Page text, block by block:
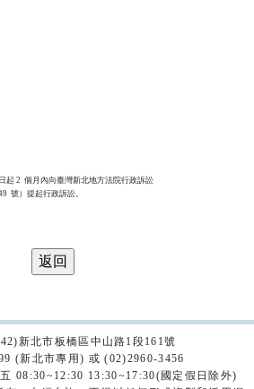
起 2  個月內向臺灣新北地方法院行政訴訟
號）提起行政訴訟。
新北市板橋區中山路1段161號
(新北市專用) 或 (02)2960-3456
08:30~12:30 13:30~17:30(國定假日除外)